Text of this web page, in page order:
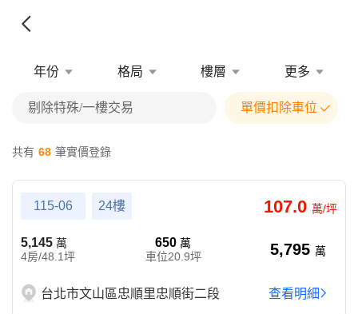
年份 格局 樓層 更多
剔除特殊/一樓交易 單價扣除車位
共有 68 筆實價登錄
115-06 24樓 107.0 萬/坪
5,145 萬
4房/48.1坪
650萬
車位20.9坪
5,795 萬
台北市文山區忠順里忠順街二段 查看明細